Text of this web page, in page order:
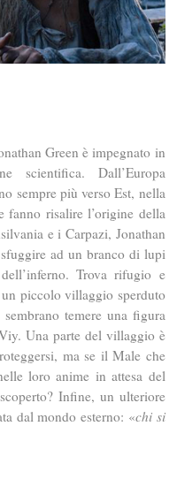
Green è impegnato in
scientifica. Dall’Europa
sempre più verso Est, nella
fanno risalire l’origine della
e i Carpazi, Jonathan
ad un branco di lupi
Trova rifugio e
piccolo villaggio sperduto
temere una figura
Una parte del villaggio è
ma se il Male che
loro anime in attesa del
Infine, un ulteriore
dal mondo esterno: «chi si